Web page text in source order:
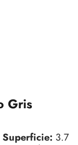
Gris
Superficie: 3.7